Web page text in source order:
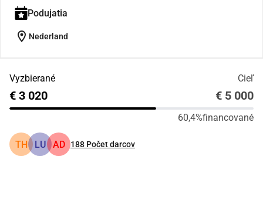
Podujatia
location_on Nederland
Vyzbierané Cieľ
€ 3 020 € 5 000
60,4%financované
TH LU AD 188 Počet darcov